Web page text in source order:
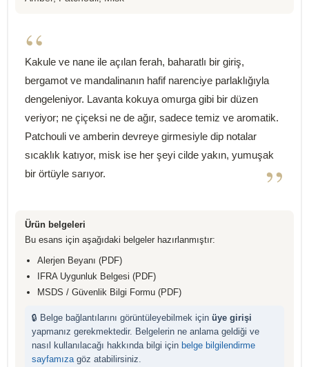
“
Kakule ve nane ile açılan ferah, baharatlı bir giriş,
bergamot ve mandalinanın hafif narenciye parlaklığıyla
dengeleniyor. Lavanta kokuya omurga gibi bir düzen
veriyor; ne çiçeksi ne de ağır, sadece temiz ve aromatik.
Patchouli ve amberin devreye girmesiyle dip notalar
sıcaklık katıyor, misk ise her şeyi cilde yakın, yumuşak
bir örtüyle sarıyor.
”
Ürün belgeleri
Bu esans için aşağıdaki belgeler hazırlanmıştır:
Alerjen Beyanı (PDF)
IFRA Uygunluk Belgesi (PDF)
MSDS / Güvenlik Bilgi Formu (PDF)
🔒 Belge bağlantılarını görüntüleyebilmek için üye girişi
yapmanız gerekmektedir. Belgelerin ne anlama geldiği ve
nasıl kullanılacağı hakkında bilgi için belge bilgilendirme
sayfamıza göz atabilirsiniz.